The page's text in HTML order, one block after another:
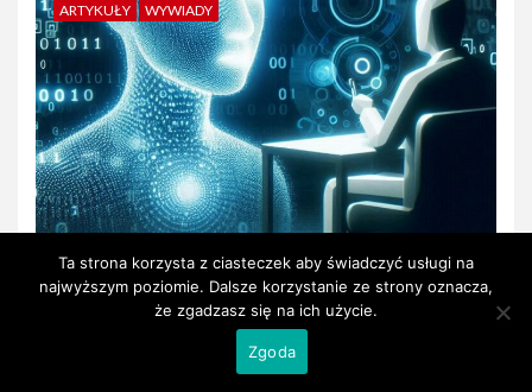
ARTYKUŁY WYWIADY
Wywiad ze sztuczną inteligencją
Kamil 1
Ta strona korzysta z ciasteczek aby świadczyć usługi na
najwyższym poziomie. Dalsze korzystanie ze strony oznacza,
że zgadzasz się na ich użycie.
Zgoda